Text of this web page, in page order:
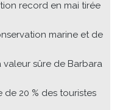
record en mai tirée
marine et de
valeur sûre de Barbara
de 20 % des touristes